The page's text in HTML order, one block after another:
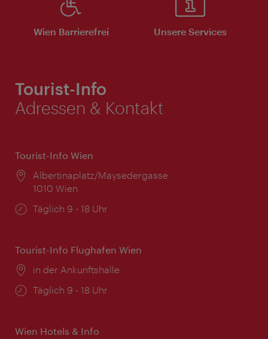
Wien Barrierefrei Unsere Services
Tourist-Info
Adressen & Kontakt
Tourist-Info Wien
Ort:
Albertinaplatz/Maysedergasse
1010 Wien
Öffnungszeiten:
Täglich 9 - 18 Uhr
Tourist-Info Flughafen Wien
Ort:
in der Ankunftshalle
Öffnungszeiten:
Täglich 9 - 18 Uhr
Wien Hotels & Info